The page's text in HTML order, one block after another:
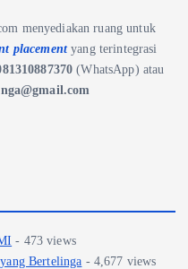
menyediakan ruang untuk
placementyang terintegrasi
(WhatsApp) atau
- 473 views
Bertelinga - 4,677 views